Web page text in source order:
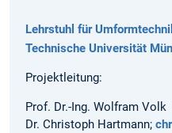
Lehrstuhl für
Technische Universität
Projektleitung:
Prof. Dr.-Ing. Wolfram Volk
Dr. Christoph Hartmann;